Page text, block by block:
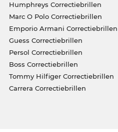
Humphreys Correctiebrillen
Marc O Polo Correctiebrillen
Emporio Armani Correctiebrillen
Guess Correctiebrillen
Persol Correctiebrillen
Boss Correctiebrillen
Tommy Hilfiger Correctiebrillen
Carrera Correctiebrillen